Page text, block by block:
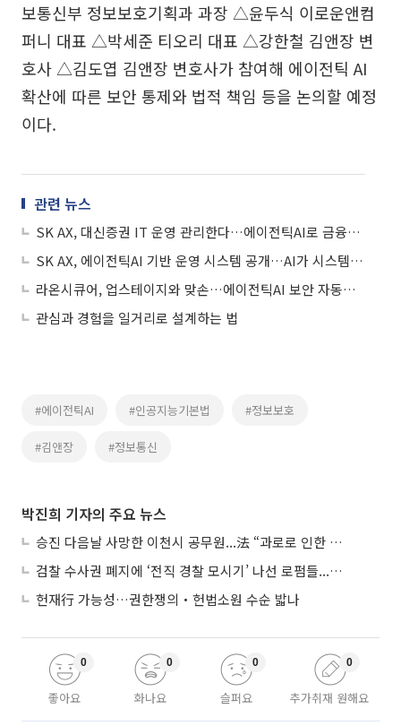
보통신부 정보보호기획과 과장 △윤두식 이로운앤컴
퍼니 대표 △박세준 티오리 대표 △강한철 김앤장 변
호사 △김도엽 김앤장 변호사가 참여해 에이전틱 AI
확산에 따른 보안 통제와 법적 책임 등을 논의할 예정
이다.
관련 뉴스
SK AX, 대신증권 IT 운영 관리한다…에이전틱AI로 금융인프라 운영 혁신
SK AX, 에이전틱AI 기반 운영 시스템 공개…AI가 시스템 장애 방지
라온시큐어, 업스테이지와 맞손…에이전틱AI 보안 자동화 플랫폼 연내 개발
관심과 경험을 일거리로 설계하는 법
#에이전틱AI #인공지능기본법 #정보보호
#김앤장 #정보통신
박진희 기자의 주요 뉴스
승진 다음날 사망한 이천시 공무원...法 “과로로 인한 순직”
검찰 수사권 폐지에 ‘전직 경찰 모시기’ 나선 로펌들...“경찰수사 대응 강화”
헌재行 가능성…권한쟁의‧헌법소원 수순 밟나
좋아요
0
화나요
0
슬퍼요
0
추가취재 원해요
0